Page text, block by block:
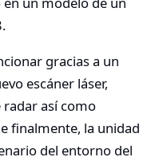
gracias a un
escáner láser,
radar así como
finalmente, la unidad
del entorno del